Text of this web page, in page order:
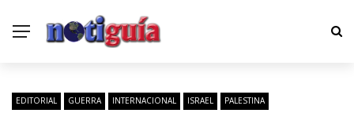
EDITORIAL GUERRA INTERNACIONAL ISRAEL PALESTINA